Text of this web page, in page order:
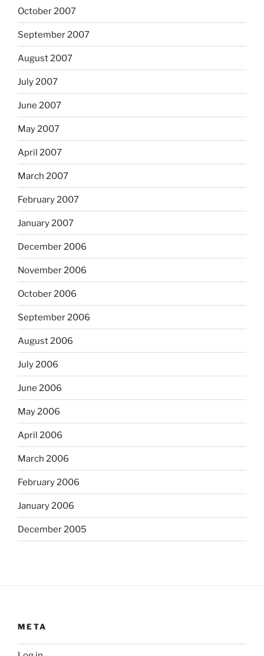
October 2007
September 2007
August 2007
July 2007
June 2007
May 2007
April 2007
March 2007
February 2007
January 2007
December 2006
November 2006
October 2006
September 2006
August 2006
July 2006
June 2006
May 2006
April 2006
March 2006
February 2006
January 2006
December 2005
META